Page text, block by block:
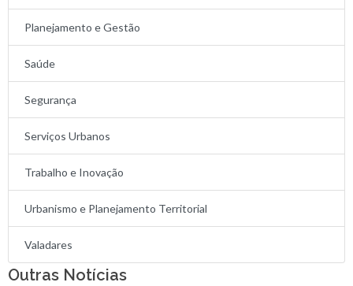
Planejamento e Gestão
Saúde
Segurança
Serviços Urbanos
Trabalho e Inovação
Urbanismo e Planejamento Territorial
Valadares
Outras Notícias